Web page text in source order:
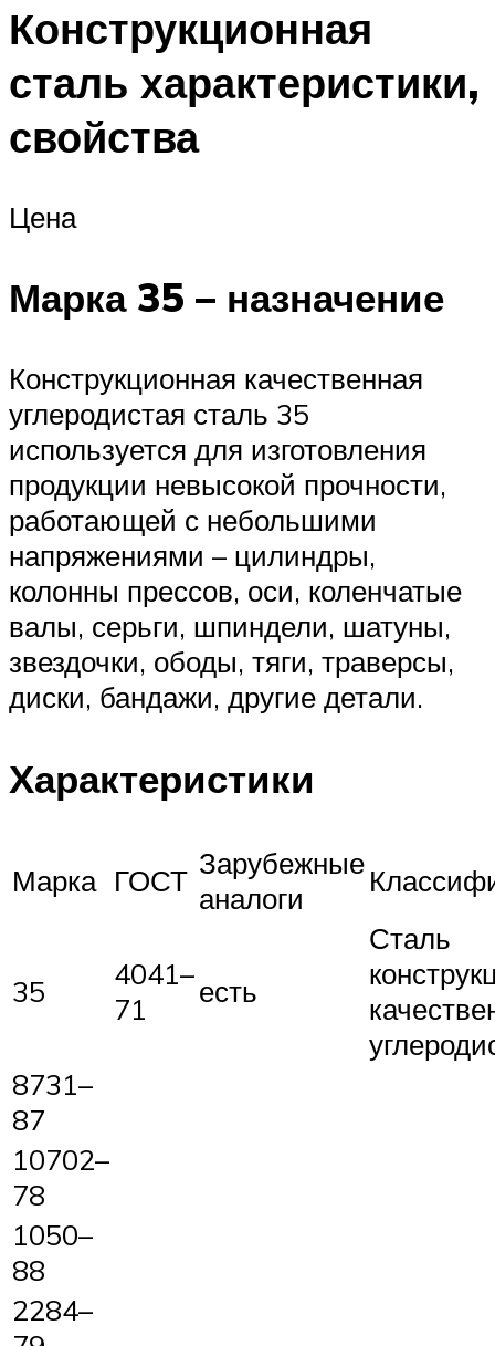
Конструкционная
сталь характеристики,
свойства
Цена
Марка 35 – назначение
Конструкционная качественная
углеродистая сталь 35
используется для изготовления
продукции невысокой прочности,
работающей с небольшими
напряжениями – цилиндры,
колонны прессов, оси, коленчатые
валы, серьги, шпиндели, шатуны,
звездочки, ободы, тяги, траверсы,
диски, бандажи, другие детали.
Характеристики
Марка ГОСТ Зарубежные
аналоги
35
4041–
71
есть
Сталь
8731–
87
10702–
78
1050–
88
2284–